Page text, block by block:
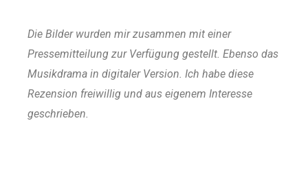
Die Bilder wurden mir zusammen mit einer
Pressemitteilung zur Verfügung gestellt. Ebenso das
Musikdrama in digitaler Version. Ich habe diese
Rezension freiwillig und aus eigenem Interesse
geschrieben.